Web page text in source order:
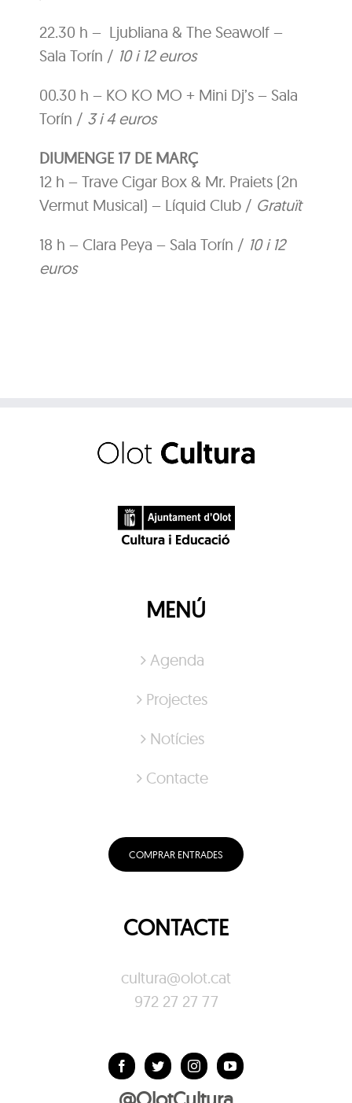
22.30 h – Ljubliana & The Seawolf –
Sala Torín / 10 i 12 euros
00.30 h – KO KO MO + Mini Dj’s – Sala
Torín / 3 i 4 euros
DIUMENGE 17 DE MARÇ
12 h – Trave Cigar Box & Mr. Praiets (2n
Vermut Musical) – Líquid Club / Gratuït
18 h – Clara Peya – Sala Torín / 10 i 12
euros
MENÚ
Agenda
Projectes
Notícies
Contacte
COMPRAR ENTRADES
CONTACTE
cultura@olot.cat
972 27 27 77